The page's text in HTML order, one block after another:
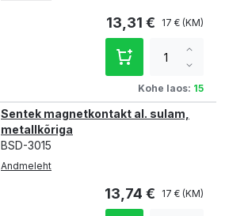
13,31 € 17 €
Kohe laos: 15
qty
Sentek magnetkontakt al. sulam,
metallkõriga
BSD-3015
Andmeleht
13,74 € 17 €